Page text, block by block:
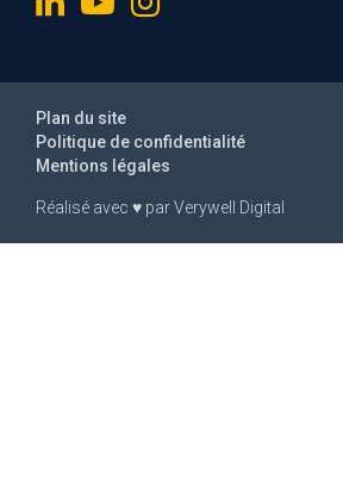
Réalisé avec ♥ parVerywell Digital
Mentions légales
Politique de confidentialité
Plan du site